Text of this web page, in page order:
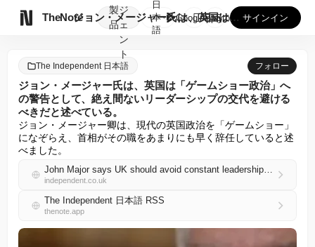
TheNote
製
品
ジ
ェ
ン
ト
ジョン・メージャー氏は、英国は「ゲームショー政治」への警告と...
日
本
語
GooglePlay
AppStore サインイン
The Independent 日本語 フォロー
ジョン・メージャー氏は、英国は「ゲームショー政治」へ
の警告として、絶え間ないリーダーシップの交代を避ける
べきだと述べている。
ジョン・メージャー卿は、現代の英国政治を「ゲームショー」
になぞらえ、首相がその職をあまりにも早く辞任していると述
べました。
John Major says UK should avoid constant leadership changes as he warns of ‘gameshow politics’
independent.co.uk
The Independent 日本語 RSS
thenote.app